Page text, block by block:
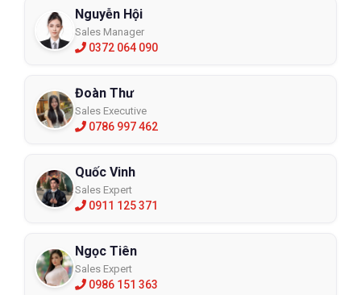
Nguyễn Hội
Sales Manager
0372 064 090
Đoàn Thư
Sales Executive
0786 997 462
Quốc Vinh
Sales Expert
0911 125 371
Ngọc Tiên
Sales Expert
0986 151 363